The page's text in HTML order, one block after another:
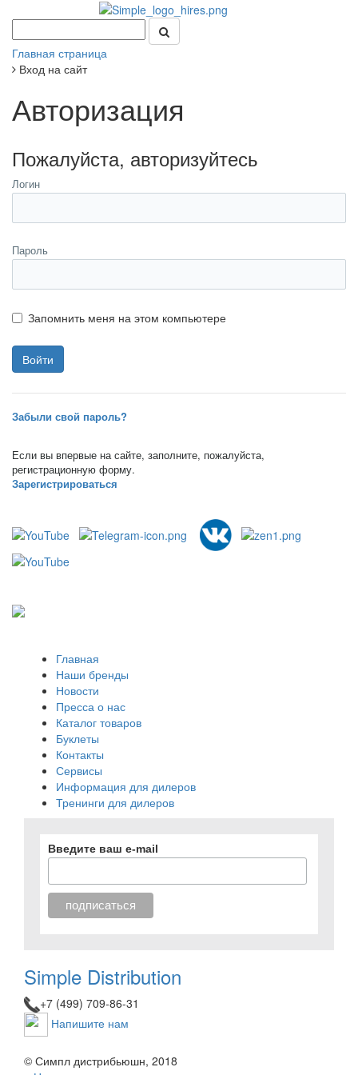
Главная страница
Вход на сайт
Авторизация
Пожалуйста, авторизуйтесь
Логин
Пароль
Запомнить меня на этом компьютере
Забыли свой пароль?
Если вы впервые на сайте, заполните, пожалуйста,
регистрационную форму.
Зарегистрироваться
Главная
Наши бренды
Новости
Пресса о нас
Каталог товаров
Буклеты
Контакты
Сервисы
Информация для дилеров
Тренинги для дилеров
Введите ваш e-mail
Simple Distribution
+7 (499) 709-86-31
Напишите нам
© Симпл дистрибьюшн, 2018